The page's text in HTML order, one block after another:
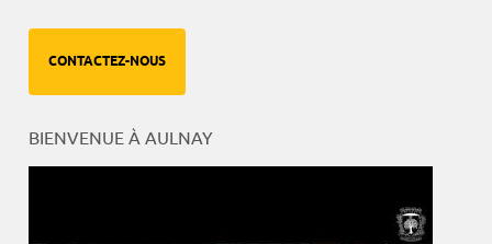
CONTACTEZ-NOUS
BIENVENUE À AULNAY